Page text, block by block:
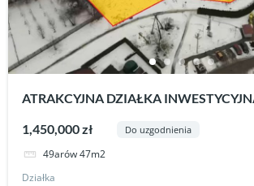
ATRAKCYJNA DZIAŁKA
STRZYŻÓW.
1,450,000 zł Do uzgodnienia
49arów 47m2
Działka